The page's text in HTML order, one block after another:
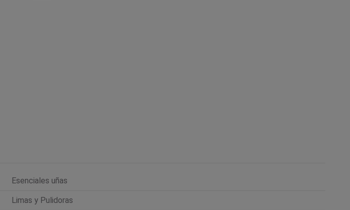
Esenciales uñas
Limas y Pulidoras